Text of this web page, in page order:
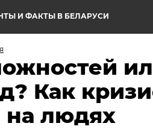
И ФАКТЫ В БЕЛАРУСИ
Как
на людях